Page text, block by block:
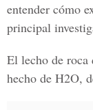
entender cómo
principal
El lecho de roca
hecho de H2O,